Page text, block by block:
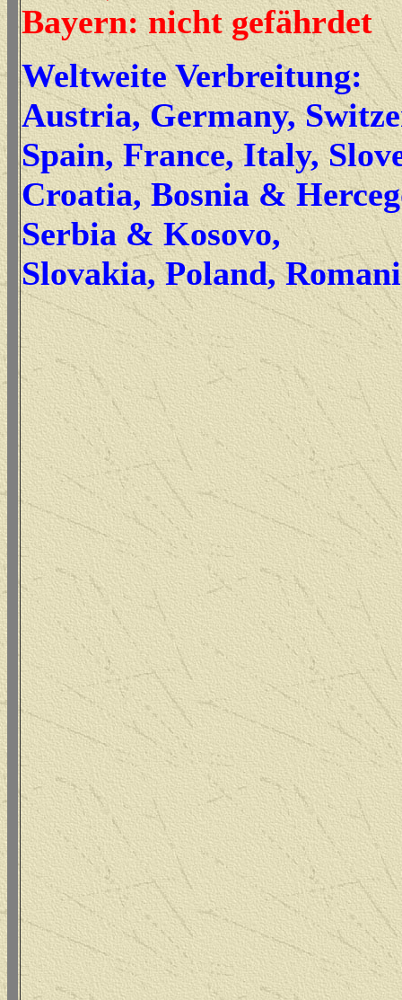
Bayern: nicht gefährdet
Weltweite Verbreitung:
Austria, Germany,
Spain, France, Italy,
Croatia, Bosnia &
Serbia & Kosovo,
Slovakia, Poland,